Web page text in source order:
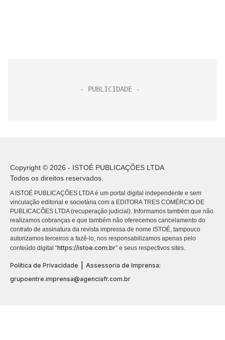
Copyright © 2026 - ISTOÉ PUBLICAÇÕES LTDA
Todos os direitos reservados.
A ISTOÉ PUBLICAÇÕES LTDA é um portal digital independente e sem
vinculação editorial e societária com a EDITORA TRES COMÉRCIO DE
PUBLICACÕES LTDA (recuperação judicial). Informamos também que não
realizamos cobranças e que também não oferecemos cancelamento do
contrato de assinatura da revista impressa de nome ISTOÉ, tampouco
autorizamos terceiros a fazê-lo, nos responsabilizamos apenas pelo
conteúdo digital “https://istoe.com.br” e seus respectivos sites.
Política de Privacidade
Assessoria de Imprensa:
grupoentre.imprensa@agenciafr.com.br